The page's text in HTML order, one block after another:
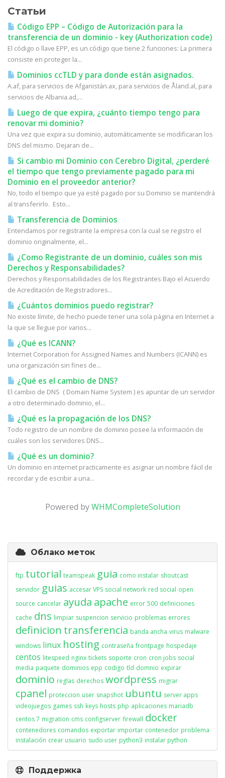
Статьи
Código EPP – Código de Autorización para la
transferencia de un dominio - key (Authorization code)
El código o llave EPP, es un código que tiene 2 funciones: La primera
consiste en proteger la...
Dominios ccTLD y para donde están asignados.
A.af, para servicios de Afganistán.ax, para servicios de Åland.al, para
servicios de Albania.ad,...
Luego de que expira, ¿cuánto tiempo tengo para
renovar mi dominio?
Una vez que expira su dominio, automáticamente se modificaran los
DNS del mismo. Dejaran de...
Si cambio mi Dominio con Cerebro Digital, ¿perderé
el tiempo que tengo previamente pagado para mi
Dominio en el proveedor anterior?
No, todo el tiempo que ya esté pagado por su Dominio se mantendrá
al transferirlo. Esto...
Transferencia de Dominios
Entendamos por registrante la empresa con la cual se registro el
dominio originalmente, el...
¿Como Registrante de un dominio, cuáles son mis
Derechos y Responsabilidades?
Derechos y Responsabilidades de los Registrantes Bajo el Acuerdo
de Acreditación de Registradores...
¿Cuántos dominios puedo registrar?
No existe límite, de hecho puede tener una sola página en Internet a
la que se llegue por varios...
¿Qué es ICANN?
Internet Corporation for Assigned Names and Numbers (ICANN) es
una organización sin fines de...
¿Qué es el cambio de DNS?
El cambio de DNS ( Domain Name System ) es apuntar de un servidor
a otro determinado dominio, el...
¿Qué es la propagación de los DNS?
Todo registro de un nombre de dominio posee la información de
cuáles son los servidores DNS...
¿Qué es un dominio?
Un dominio en internet practicamente es asignar un nombre fácil de
recordar y de escribir a una...
Powered byWHMCompleteSolution
Облако меток
ftp tutorial teamspeak guia como instalar shoutcast
servidor guias accesar VPS social network red social open
source cancelar ayuda apache error 500 definiciones
cache dns limpiar suspencion servicio problemas errores
definicion transferencia banda ancha virus malware
windows linux hosting contraseña frontpage hospedaje
centos litespeed nginx tickets soporte cron cron jobs social
media paquete dominios epp codigo tld domnio expirar
dominio reglas derechos wordpress migrar
cpanel proteccion user snapshot ubuntu server apps
videojuegos games ssh keys hosts php aplicaciones mariadb
centos 7 migration cms configserver firewall docker
contenedores comandos exportar importar contenedor problema
instalación crear usuario sudo user python3 instalar python
Поддержка